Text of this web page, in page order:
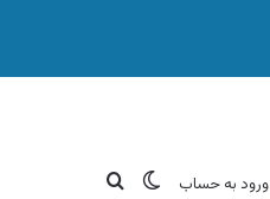
ورود به حساب تغییر پوسته
جستجو برای